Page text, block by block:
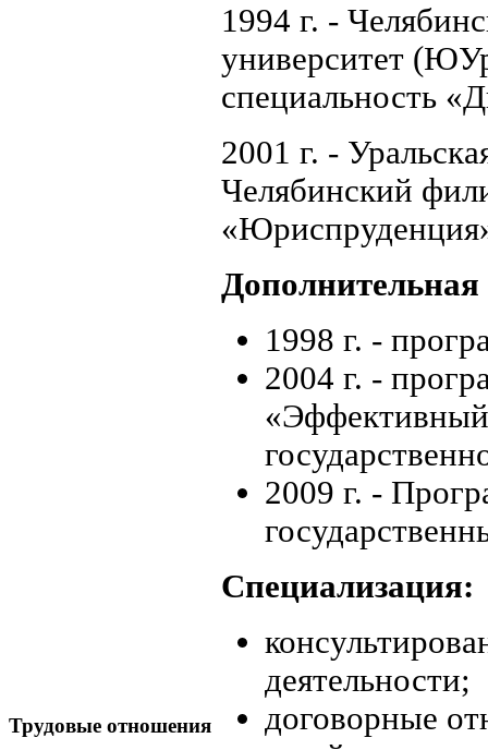
Трудовые отношения
1994 г. -
университет
специальность
2001 г. -
Челябинский
Дополнительная
1998 г. -
2004 г. -
«Эффективный
2009 г. -
Специализация:
деятельности;
договорные